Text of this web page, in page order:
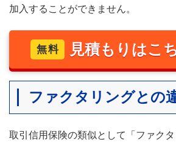
加入することができません。
無料 見積もりはこ
ファクタリングとの
取引信用保険の類似として「ファク